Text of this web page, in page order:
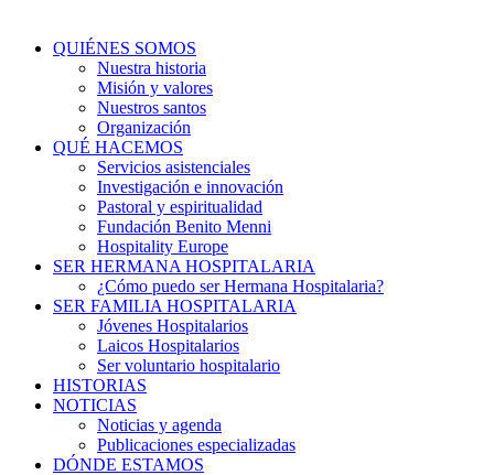
QUIÉNES SOMOS
Nuestra historia
Misión y valores
Nuestros santos
Organización
QUÉ HACEMOS
Servicios asistenciales
Investigación e innovación
Pastoral y espiritualidad
Fundación Benito Menni
Hospitality Europe
SER HERMANA HOSPITALARIA
¿Cómo puedo ser Hermana Hospitalaria?
SER FAMILIA HOSPITALARIA
Jóvenes Hospitalarios
Laicos Hospitalarios
Ser voluntario hospitalario
HISTORIAS
NOTICIAS
Noticias y agenda
Publicaciones especializadas
DÓNDE ESTAMOS